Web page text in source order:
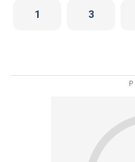
1 3